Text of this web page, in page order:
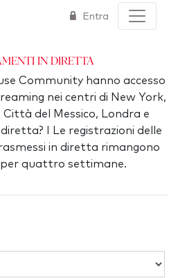
Entra
in Diretta
Community hanno accesso
nei centri di New York,
Città del Messico, Londra e
I Le registrazioni delle
in diretta rimangono
quattro settimane.